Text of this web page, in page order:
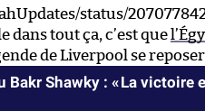
dans tout ça, c’est que
de Liverpool se
Bakr Shawky : « La victoire